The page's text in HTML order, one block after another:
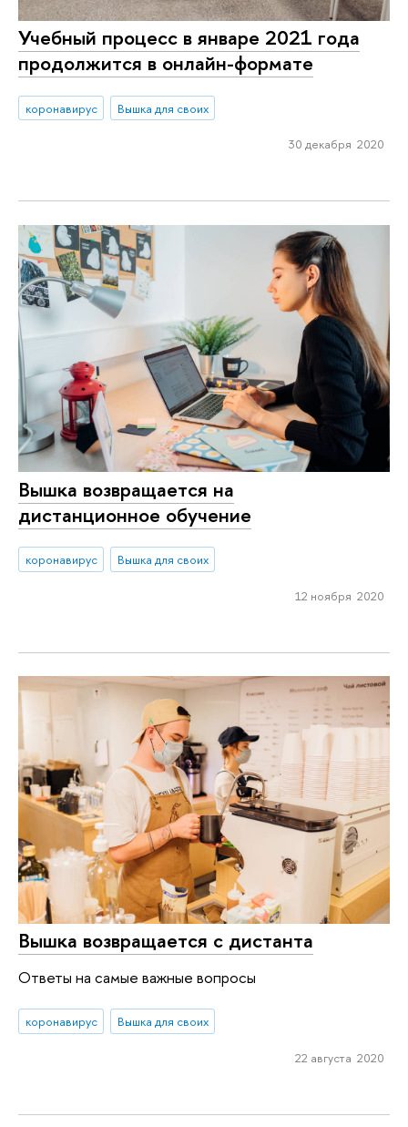
Учебный процесс в январе 2021 года
продолжится в онлайн-формате
коронавирус Вышка для своих
30 декабря 2020
Вышка возвращается на
дистанционное обучение
коронавирус Вышка для своих
12 ноября 2020
Вышка возвращается с дистанта
Ответы на самые важные вопросы
коронавирус Вышка для своих
22 августа 2020